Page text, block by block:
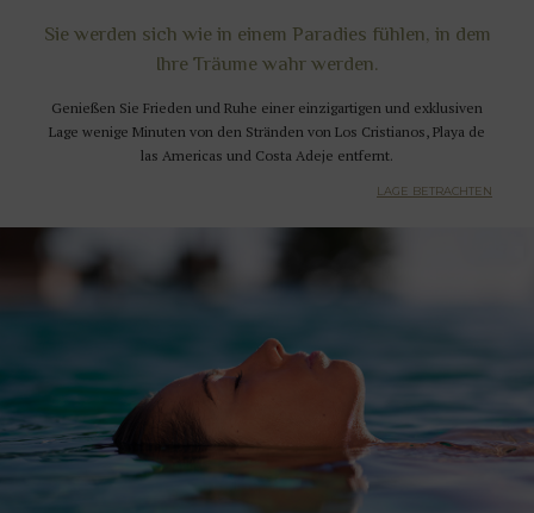
Sie werden sich wie in einem Paradies fühlen, in dem
Ihre Träume wahr werden.
Genießen Sie Frieden und Ruhe einer einzigartigen und exklusiven
Lage wenige Minuten von den Stränden von Los Cristianos, Playa de
las Americas und Costa Adeje entfernt.
LAGE BETRACHTEN